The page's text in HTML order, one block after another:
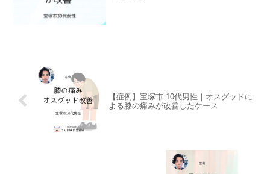
【症例】宝塚市 10代男性｜オスグッドに
よる膝の痛みが改善したケース